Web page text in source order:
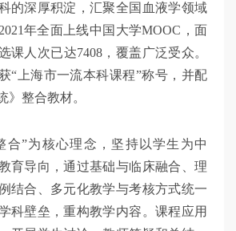
的深厚积淀，汇聚全国血液学领域
年全面上线中国大学MOOC，面
课人次已达7408，覆盖广泛受众。
“上海市一流本科课程”称号，并配
》整合教材。
合”为核心理念，坚持以学生为中
育导向，通过基础与临床融合、理
结合、多元化教学与考核方式统一
科壁垒，重构教学内容。课程应用